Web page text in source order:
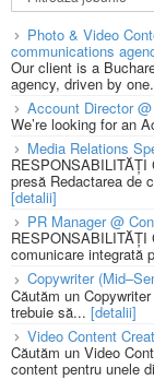
Photo & Video
communications
Our client is a
agency, driven by
Account Director
We’re looking for an
Media Relations
RESPONSABILITĂȚI
presă Redactarea de
[detalii]
PR Manager @
RESPONSABILITĂȚI
comunicare integrată
Copywriter
Căutăm un
trebuie să... [detalii]
Video Content
Căutăm un Video
content pentru unele